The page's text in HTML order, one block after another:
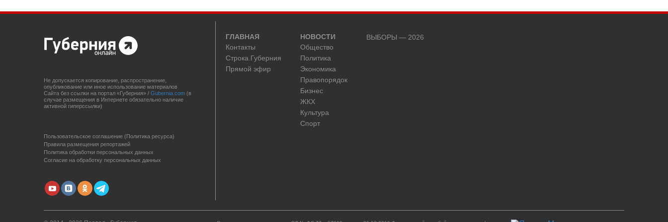
Не допускается копирование, распространение,
опубликование или иное использование материалов
Сайта без ссылки на портал «Губерния» / Gubernia.com (в
случае размещения в Интернете обязательно наличие
активной гиперссылки)
Пользовательское соглашение (Политика ресурса)
Правила размещения репортажей
Политика обработки персональных данных
Согласие на обработку персональных данных
ГЛАВНАЯ
Контакты
Строка.Губерния
Прямой эфир
НОВОСТИ
Общество
Политика
Экономика
Правопорядок
Бизнес
ЖКХ
Культура
Спорт
ВЫБОРЫ — 2026